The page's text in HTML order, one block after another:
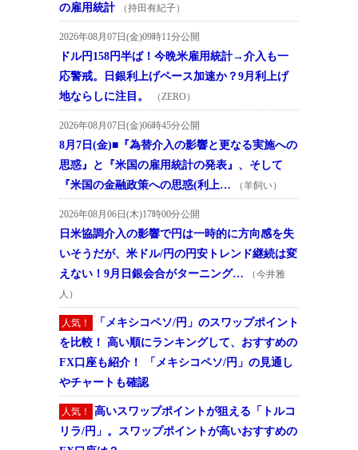
の雇用統計
（持田有紀子）
2026年08月07日(金)09時11分公開
ドル円158円半ば！今晩米雇用統計→介入も一
応警戒。日銀利上げペース加速か？9月利上げ
地ならしに注目。
（ZERO）
2026年08月07日(金)06時45分公開
8月7日(金)■『為替介入の影響と更なる実施への
思惑』と『米国の雇用統計の発表』、そして
『米国の金融政策への思惑(利上…
（羊飼い）
2026年08月06日(木)17時00分公開
日米協調介入の影響で円は一時的に方向感を失
いそうだが、米ドル/円の円安トレンド継続は変
えない！9月日銀会合がターニング…
（今井雅
人）
人気！
「メキシコペソ/円」のスワップポイント
を比較！ 高い順にランキングして、おすすめの
FX口座も紹介！ 「メキシコペソ/円」の見通し
やチャートも確認
人気！
高いスワップポイントが狙える「トルコ
リラ/円」。スワップポイントが高いおすすめの